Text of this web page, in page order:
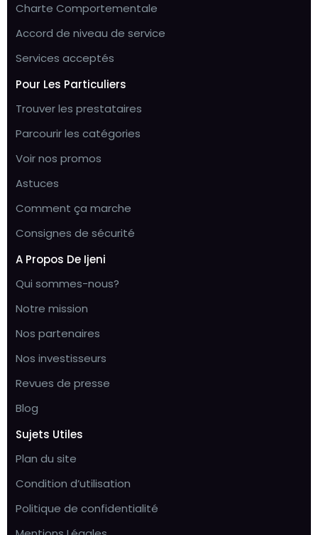
Charte Comportementale
Accord de niveau de service
Services acceptés
Pour Les Particuliers
Trouver les prestataires
Parcourir les catégories
Voir nos promos
Astuces
Comment ça marche
Consignes de sécurité
A Propos De Ijeni
Qui sommes-nous?
Notre mission
Nos partenaires
Nos investisseurs
Revues de presse
Blog
Sujets Utiles
Plan du site
Condition d’utilisation
Politique de confidentialité